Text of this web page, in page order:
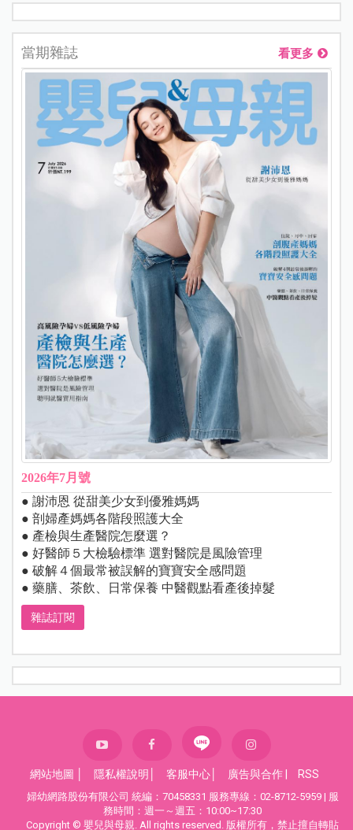
當期雜誌 看更多
2026年7月號
● 謝沛恩 從甜美少女到優雅媽媽
● 剖婦產媽媽各階段照護大全
● 產檢與生產醫院怎麼選？
● 好醫師５大檢驗標準 選對醫院是風險管理
● 破解４個最常被誤解的寶寶安全感問題
● 藥膳、茶飲、日常保養 中醫觀點看產後掉髮
雜誌訂閱
網站地圖 隱私權說明 客服中心 廣告與合作 RSS
婦幼網路股份有限公司 統編：70458331 服務專線：02-8712-5959 | 服
務時間：週一～週五：10:00~17:30
Copyright © 嬰兒與母親. All rights reserved. 版權所有，禁止擅自轉貼